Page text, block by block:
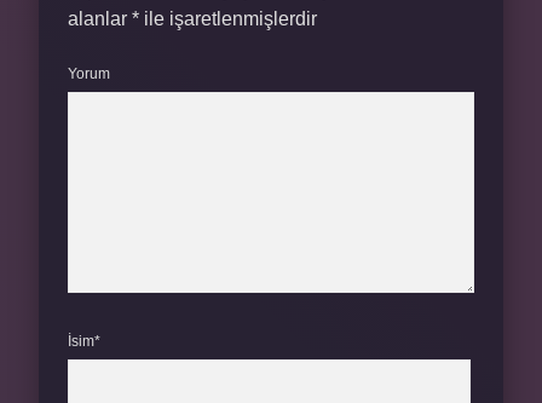
alanlar * ile işaretlenmişlerdir
Yorum
İsim*